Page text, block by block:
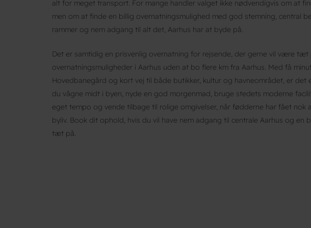
alt for meget transport. For mange handler valget ikke nødvendigvis om at
men om at finde en billig overnatningsmulighed med god stemning, central
rammer og nem adgang til alt det, Aarhus har at byde på.
Det er samtidig en prisvenlig overnatning for rejsende, der gerne vil være tæt
overnatningsmuligheder i Aarhus uden at bo flere km fra Aarhus. Med få
Hovedbanegård og kort vej til både butikker, kultur og havneområdet, er det
du vågne midt i byen, nyde en god morgenmad, bruge stedets moderne
eget tempo og vende tilbage til rolige omgivelser, når fødderne har fået nok
byliv. Book dit ophold, hvis du vil have nem adgang til centrale Aarhus og en
tæt på.